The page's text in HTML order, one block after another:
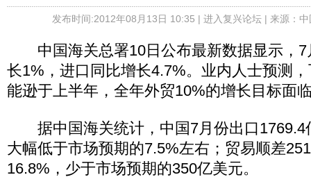
发布时间:2012年08月13日 10:35 | 进入复兴论坛| 来源：
中国海关总署10日公布最新数据显示，7
长1%，进口同比增长4.7%。业内人士预测
能逊于上半年，全年外贸10%的增长目标面
据中国海关统计，中国7月份出口1769.4
大幅低于市场预期的7.5%左右；贸易顺差
16.8%，少于市场预期的350亿美元。